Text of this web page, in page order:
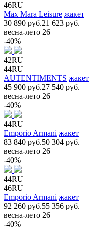
46RU
Max Mara Leisure жакет
30 890 руб.21 623 руб.
весна-лето 26
-40%
42RU
44RU
AUTENTIMENTS жакет
45 900 руб.27 540 руб.
весна-лето 26
-40%
44RU
Emporio Armani жакет
83 840 руб.50 304 руб.
весна-лето 26
-40%
44RU
46RU
Emporio Armani жакет
92 260 руб.55 356 руб.
весна-лето 26
-40%